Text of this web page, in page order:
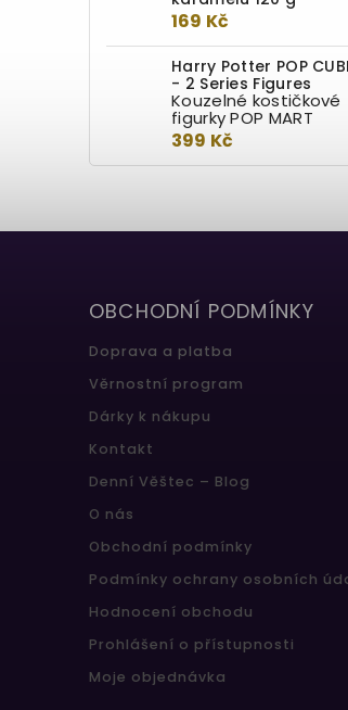
169 Kč
Harry Potter POP
- 2 Series Figures
Kouzelné kostičkové
figurky POP MART
399 Kč
OBCHODNÍ PODMÍNKY
Doprava a platba
Věrnostní program
Dárky k nákupu
Kontakt
Denní Věštec – Blog
O nás
Obchodní podmínky
Podmínky ochrany osobních
Hodnocení obchodu
Prohlášení o přístupnosti
Moje objednávka